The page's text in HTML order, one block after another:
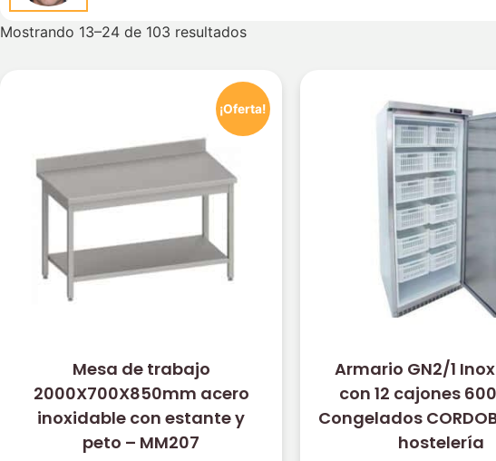
Mostrando 13–24 de 103 resultados
¡Oferta!
Mesa de trabajo
2000X700X850mm acero
inoxidable con estante y
peto – MM207
Armario GN2/1
con 12 cajones
Congelados
hostelería